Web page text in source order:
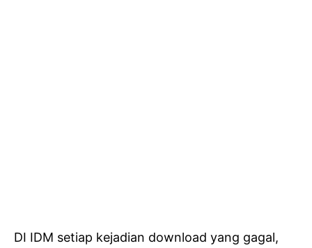
DI IDM setiap kejadian download yang gagal,